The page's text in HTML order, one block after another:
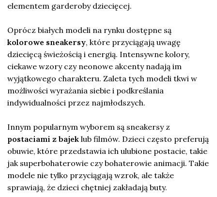
elementem garderoby dziecięcej.
Oprócz białych modeli na rynku dostępne są
kolorowe sneakersy, które przyciągają uwagę
dziecięcą świeżością i energią. Intensywne kolory,
ciekawe wzory czy neonowe akcenty nadają im
wyjątkowego charakteru. Zaleta tych modeli tkwi w
możliwości wyrażania siebie i podkreślania
indywidualności przez najmłodszych.
Innym popularnym wyborem są sneakersy z
postaciami z bajek lub filmów. Dzieci często preferują
obuwie, które przedstawia ich ulubione postacie, takie
jak superbohaterowie czy bohaterowie animacji. Takie
modele nie tylko przyciągają wzrok, ale także
sprawiają, że dzieci chętniej zakładają buty.